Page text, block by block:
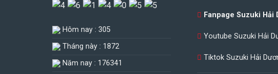
Hôm nay : 305
Tháng này : 1872
Năm nay : 176341
Fanpage Suzuki Hải
Youtube Suzuki Hải
Tiktok Suzuki Hải